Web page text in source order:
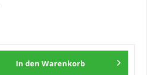
In den Warenkorb